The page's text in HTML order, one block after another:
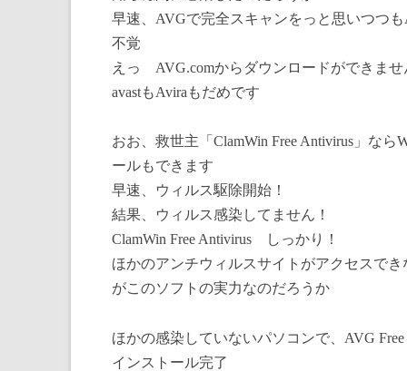
早速、AVGで完全スキャンをっと思いつつ
不覚
えっ AVG.comからダウンロードができませ
avastもAviraもだめです
おお、救世主「ClamWin Free Antivirus」な
ールもできます
早速、ウィルス駆除開始！
結果、ウィルス感染してません！
ClamWin Free Antivirus しっかり！
ほかのアンチウィルスサイトがアクセスでき
がこのソフトの実力なのだろうか
ほかの感染していないパソコンで、AVG
インストール完了